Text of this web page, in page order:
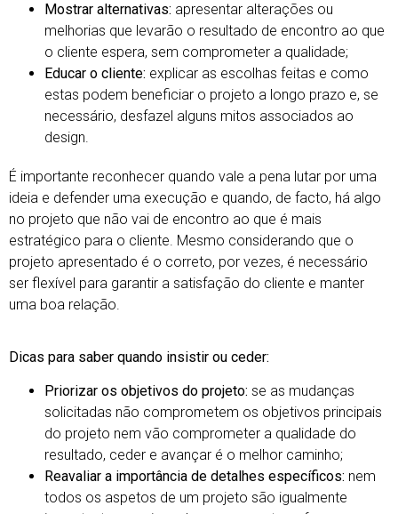
Mostrar alternativas: apresentar alterações ou
melhorias que levarão o resultado de encontro ao que
o cliente espera, sem comprometer a qualidade;
Educar o cliente: explicar as escolhas feitas e como
estas podem beneficiar o projeto a longo prazo e, se
necessário, desfazel alguns mitos associados ao
design.
É importante reconhecer quando vale a pena lutar por uma
ideia e defender uma execução e quando, de facto, há algo
no projeto que não vai de encontro ao que é mais
estratégico para o cliente. Mesmo considerando que o
projeto apresentado é o correto, por vezes, é necessário
ser flexível para garantir a satisfação do cliente e manter
uma boa relação.
Dicas para saber quando insistir ou ceder:
Priorizar os objetivos do projeto: se as mudanças
solicitadas não comprometem os objetivos principais
do projeto nem vão comprometer a qualidade do
resultado, ceder e avançar é o melhor caminho;
Reavaliar a importância de detalhes específicos: nem
todos os aspetos de um projeto são igualmente